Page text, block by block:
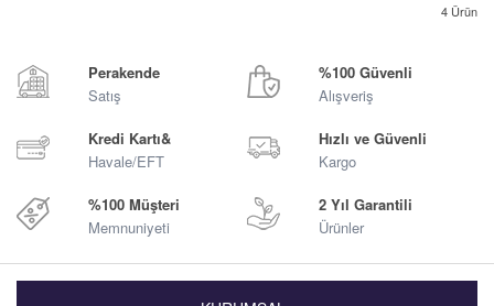
4 Ürün
Perakende
Satış
%100 Güvenli
Alışveriş
Kredi Kartı&
Havale/EFT
Hızlı ve Güvenli
Kargo
%100 Müşteri
Memnuniyeti
2 Yıl Garantili
Ürünler